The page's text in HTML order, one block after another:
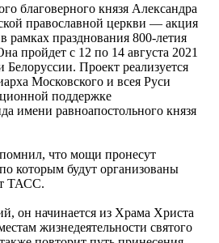
благоверного князя Александра
православной церкви — акция
рамках празднования 800-летия
пройдет с 12 по 14 августа 2021
Белоруссии. Проект реализуется
Московского и всея Руси
поддержке
имени равноапостольного князя
что мощи пронесут
которым будут организованы
ТАСС.
он начинается из Храма Христа
жизнедеятельности святого